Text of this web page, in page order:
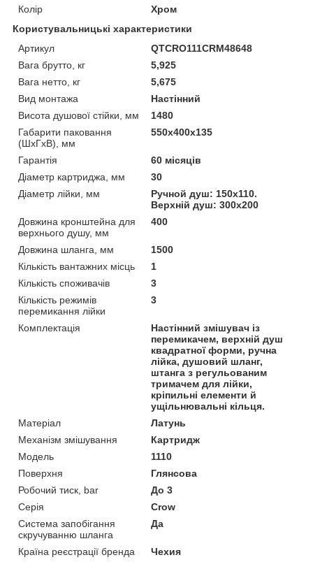
Колір
Хром
Користувальницькі характеристики
Артикул
QTCRO111CRM48648
Вага брутто, кг
5,925
Вага нетто, кг
5,675
Вид монтажа
Настінний
Висота душової стійки, мм
1480
Габарити паковання
(ШхГхВ), мм
550х400х135
Гарантія
60 місяців
Діаметр картриджа, мм
30
Діаметр лійки, мм
Ручной душ: 150х110.
Верхній душ: 300х200
Довжина кронштейна для
верхнього душу, мм
400
Довжина шланга, мм
1500
Кількість вантажних місць
1
Кількість споживачів
3
Кількість режимів
перемикання лійки
3
Комплектація
Настінний змішувач із
перемикачем, верхній душ
квадратної форми, ручна
лійка, душовий шланг,
штанга з регульованим
тримачем для лійки,
кріпильні елементи й
ущільнювальні кільця.
Матеріал
Латунь
Механізм змішування
Картридж
Мoдель
1110
Поверхня
Глянсова
Робочий тиск, bar
До 3
Серія
Crow
Система запобігання
скручуванню шланга
Да
Країна реєстрації бренда Чехия